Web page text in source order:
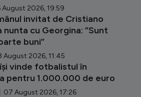
August 2026, 19:59
invitat de Cristiano
nunta cu Georgina: ”Sunt
buni”
August 2026, 11:45
vinde fotbalistul în
pentru 1.000.000 de euro
| 07 August 2026, 17:26